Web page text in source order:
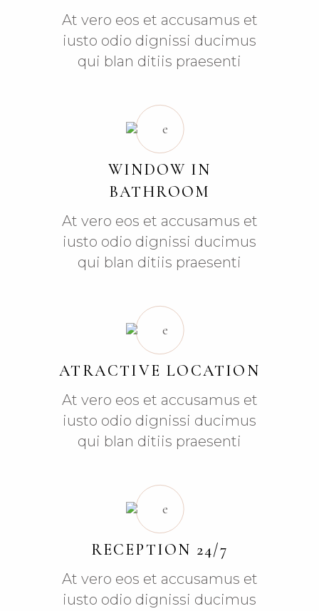
At vero eos et accusamus et
iusto odio dignissi ducimus
qui blan ditiis praesenti
WINDOW IN
BATHROOM
At vero eos et accusamus et
iusto odio dignissi ducimus
qui blan ditiis praesenti
ATRACTIVE LOCATION
At vero eos et accusamus et
iusto odio dignissi ducimus
qui blan ditiis praesenti
RECEPTION 24/7
At vero eos et accusamus et
iusto odio dignissi ducimus